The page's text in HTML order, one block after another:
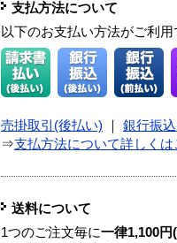
支払方法について
以下のお支払い方法がご利用
売掛取引(後払い) 銀行振
⇒支払方法について詳しくは
送料について
1つのご注文毎に一律1,100円